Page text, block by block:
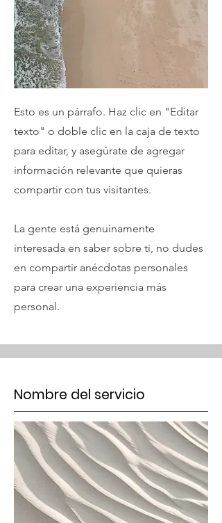
Esto es un párrafo. Haz clic en "Editar
texto" o doble clic en la caja de texto
para editar, y asegúrate de agregar
información relevante que quieras
compartir con tus visitantes.
La gente está genuinamente
interesada en saber sobre ti, no dudes
en compartir anécdotas personales
para crear una experiencia más
personal.
Nombre del servicio